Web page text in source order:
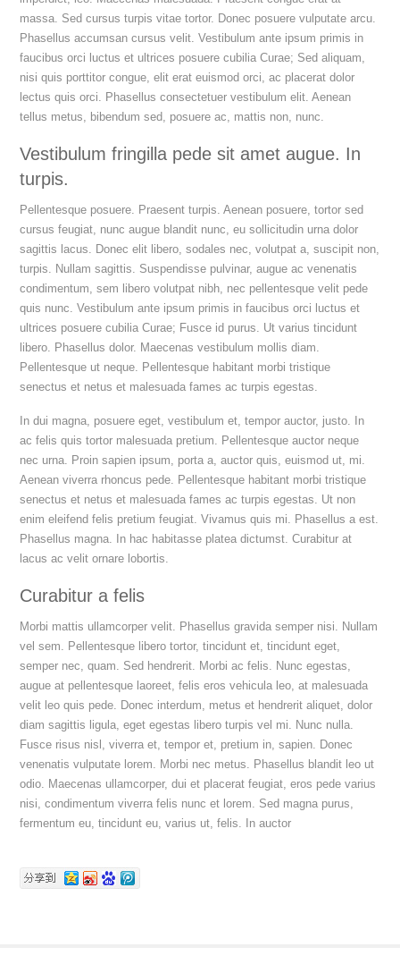
massa. Sed cursus turpis vitae tortor. Donec posuere vulputate arcu.
Phasellus accumsan cursus velit. Vestibulum ante ipsum primis in
faucibus orci luctus et ultrices posuere cubilia Curae; Sed aliquam,
nisi quis porttitor congue, elit erat euismod orci, ac placerat dolor
lectus quis orci. Phasellus consectetuer vestibulum elit. Aenean
tellus metus, bibendum sed, posuere ac, mattis non, nunc.
Vestibulum fringilla pede sit amet augue. In
turpis.
Pellentesque posuere. Praesent turpis. Aenean posuere, tortor sed
cursus feugiat, nunc augue blandit nunc, eu sollicitudin urna dolor
sagittis lacus. Donec elit libero, sodales nec, volutpat a, suscipit non,
turpis. Nullam sagittis. Suspendisse pulvinar, augue ac venenatis
condimentum, sem libero volutpat nibh, nec pellentesque velit pede
quis nunc. Vestibulum ante ipsum primis in faucibus orci luctus et
ultrices posuere cubilia Curae; Fusce id purus. Ut varius tincidunt
libero. Phasellus dolor. Maecenas vestibulum mollis diam.
Pellentesque ut neque. Pellentesque habitant morbi tristique
senectus et netus et malesuada fames ac turpis egestas.
In dui magna, posuere eget, vestibulum et, tempor auctor, justo. In
ac felis quis tortor malesuada pretium. Pellentesque auctor neque
nec urna. Proin sapien ipsum, porta a, auctor quis, euismod ut, mi.
Aenean viverra rhoncus pede. Pellentesque habitant morbi tristique
senectus et netus et malesuada fames ac turpis egestas. Ut non
enim eleifend felis pretium feugiat. Vivamus quis mi. Phasellus a est.
Phasellus magna. In hac habitasse platea dictumst. Curabitur at
lacus ac velit ornare lobortis.
Curabitur a felis
Morbi mattis ullamcorper velit. Phasellus gravida semper nisi. Nullam
vel sem. Pellentesque libero tortor, tincidunt et, tincidunt eget,
semper nec, quam. Sed hendrerit. Morbi ac felis. Nunc egestas,
augue at pellentesque laoreet, felis eros vehicula leo, at malesuada
velit leo quis pede. Donec interdum, metus et hendrerit aliquet, dolor
diam sagittis ligula, eget egestas libero turpis vel mi. Nunc nulla.
Fusce risus nisl, viverra et, tempor et, pretium in, sapien. Donec
venenatis vulputate lorem. Morbi nec metus. Phasellus blandit leo ut
odio. Maecenas ullamcorper, dui et placerat feugiat, eros pede varius
nisi, condimentum viverra felis nunc et lorem. Sed magna purus,
fermentum eu, tincidunt eu, varius ut, felis. In auctor